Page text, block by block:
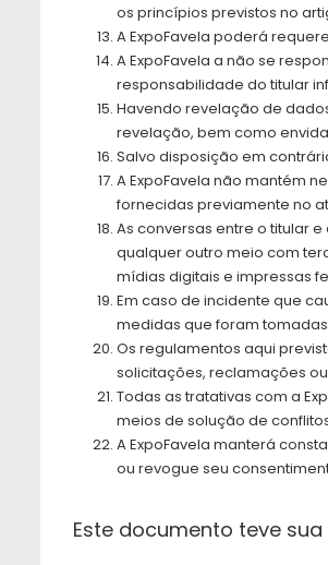
os princípios previstos no
A ExpoFavela poderá
A ExpoFavela a não se
responsabilidade do titular
Havendo revelação de
revelação, bem como
Salvo disposição em
A ExpoFavela não mantém
fornecidas previamente no
As conversas entre o titular
qualquer outro meio com
mídias digitais e impressas
Em caso de incidente que
medidas que foram
Os regulamentos aqui
solicitações, reclamações
Todas as tratativas com a
meios de solução de
A ExpoFavela manterá
ou revogue seu
Este documento teve